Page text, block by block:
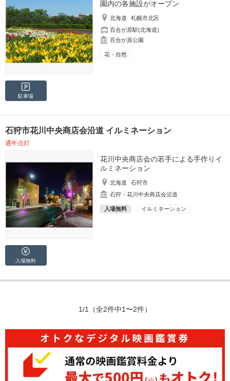
園内の各施設がオープン
北海道
札幌市北区
百合が原駅(北海道)
百合が原公園
花・自然
駐車場
石狩市花川中央商店会沿道 イルミネーション
通年点灯
花川中央商店会の若手による手作りイ
ルミネーション
北海道
石狩市
石狩・花川中央商店会沿道
入場無料 イルミネーション
入場無料
1/1 （全2件中1〜2件）